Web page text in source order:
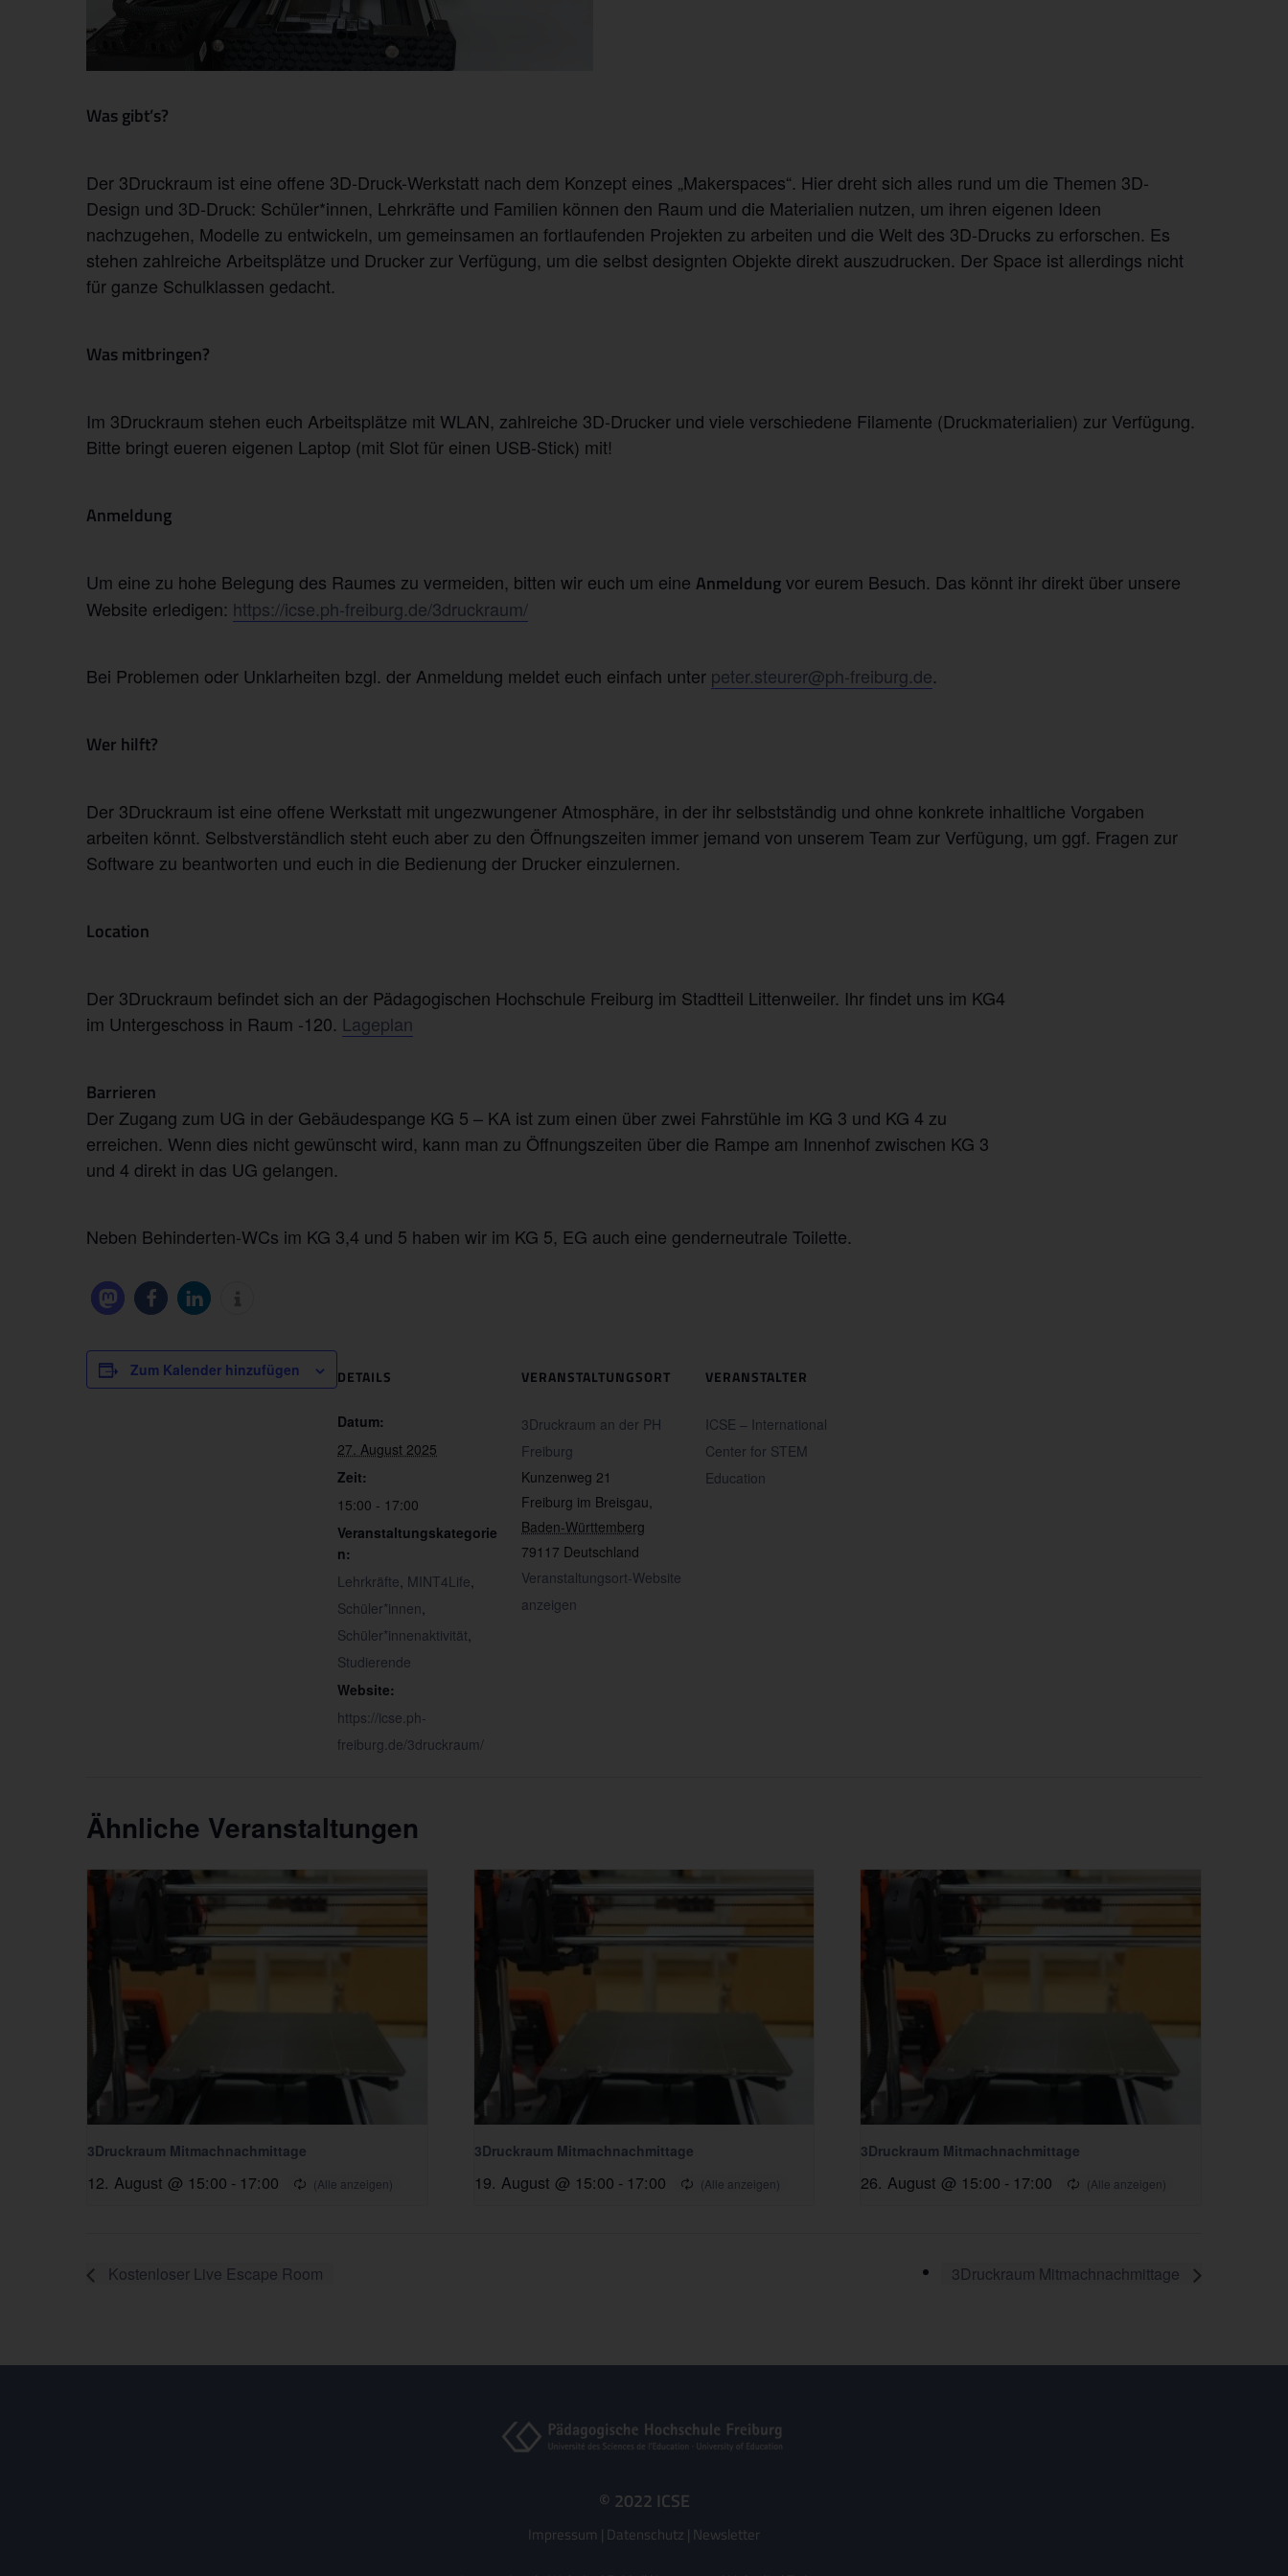
Was gibt’s?
Der 3Druckraum ist eine offene 3D-Druck-Werkstatt nach dem Konzept eines „Makerspaces“. Hier dreht sich alles rund um die Themen 3D-
Design und 3D-Druck: Schüler*innen, Lehrkräfte und Familien können den Raum und die Materialien nutzen, um ihren eigenen Ideen
nachzugehen, Modelle zu entwickeln, um gemeinsamen an fortlaufenden Projekten zu arbeiten und die Welt des 3D-Drucks zu erforschen. Es
stehen zahlreiche Arbeitsplätze und Drucker zur Verfügung, um die selbst designten Objekte direkt auszudrucken. Der Space ist allerdings nicht
für ganze Schulklassen gedacht.
Was mitbringen?
Im 3Druckraum stehen euch Arbeitsplätze mit WLAN, zahlreiche 3D-Drucker und viele verschiedene Filamente (Druckmaterialien) zur Verfügung.
Bitte bringt eueren eigenen Laptop (mit Slot für einen USB-Stick) mit!
Anmeldung
Um eine zu hohe Belegung des Raumes zu vermeiden, bitten wir euch um eine Anmeldungvor eurem Besuch. Das könnt ihr direkt über unsere
Website erledigen: https://icse.ph-freiburg.de/3druckraum/
Bei Problemen oder Unklarheiten bzgl. der Anmeldung meldet euch einfach unter peter.steurer@ph-freiburg.de.
Wer hilft?
Der 3Druckraum ist eine offene Werkstatt mit ungezwungener Atmosphäre, in der ihr selbstständig und ohne konkrete inhaltliche Vorgaben
arbeiten könnt. Selbstverständlich steht euch aber zu den Öffnungszeiten immer jemand von unserem Team zur Verfügung, um ggf. Fragen zur
Software zu beantworten und euch in die Bedienung der Drucker einzulernen.
Location
Der 3Druckraum befindet sich an der Pädagogischen Hochschule Freiburg im Stadtteil Littenweiler. Ihr findet uns im KG4
im Untergeschoss in Raum -120. Lageplan
Barrieren
Der Zugang zum UG in der Gebäudespange KG 5 – KA ist zum einen über zwei Fahrstühle im KG 3 und KG 4 zu
erreichen. Wenn dies nicht gewünscht wird, kann man zu Öffnungszeiten über die Rampe am Innenhof zwischen KG 3
und 4 direkt in das UG gelangen.
Neben Behinderten-WCs im KG 3,4 und 5 haben wir im KG 5, EG auch eine genderneutrale Toilette.
Zum Kalender hinzufügen DETAILS
Datum:
27. August 2025
Zeit:
15:00 - 17:00
Veranstaltungskategorie
n:
Lehrkräfte, MINT4Life,
Schüler*innen,
Schüler*innenaktivität,
Studierende
Website:
https://icse.ph-
freiburg.de/3druckraum/
VERANSTALTUNGSORT
3Druckraum an der PH
Freiburg
Kunzenweg 21
Freiburg im Breisgau,
Baden-Württemberg
79117 Deutschland
Veranstaltungsort-Website
anzeigen
VERANSTALTER
ICSE – International
Center for STEM
Education
Ähnliche Veranstaltungen
3Druckraum Mitmachnachmittage
12. August @ 15:00 - 17:00
3Druckraum Mitmachnachmittage
19. August @ 15:00 - 17:00
3Druckraum Mitmachnachmittage
26. August @ 15:00 - 17:00
Kostenloser Live Escape Room 3Druckraum Mitmachnachmittage
© 2022 ICSE
Impressum | Datenschutz | Newsletter